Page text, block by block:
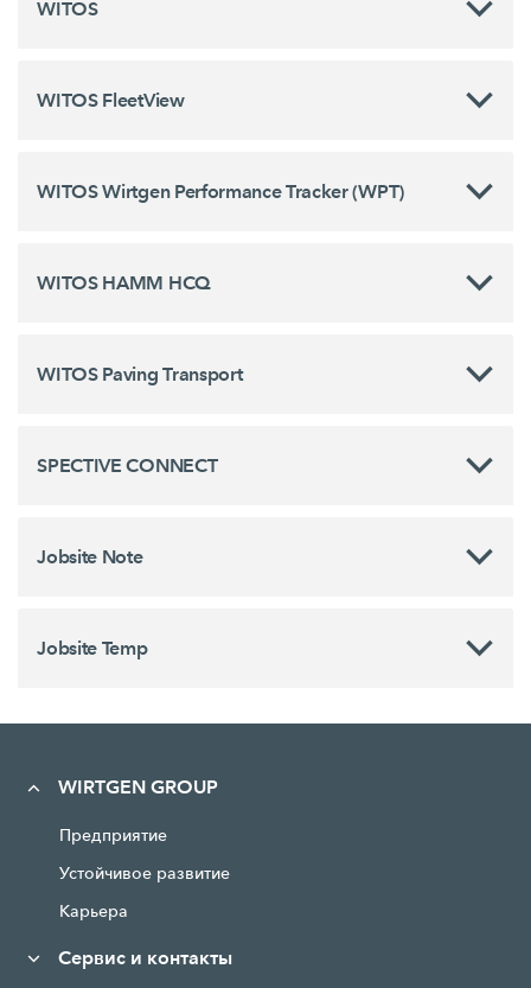
WITOS
WITOS FleetView
WITOS Wirtgen Performance Tracker (WPT)
WITOS HAMM HCQ
WITOS Paving Transport
SPECTIVE CONNECT
Jobsite Note
Jobsite Temp
WIRTGEN GROUP
Предприятие
Устойчивое развитие
Карьера
Сервис и контакты